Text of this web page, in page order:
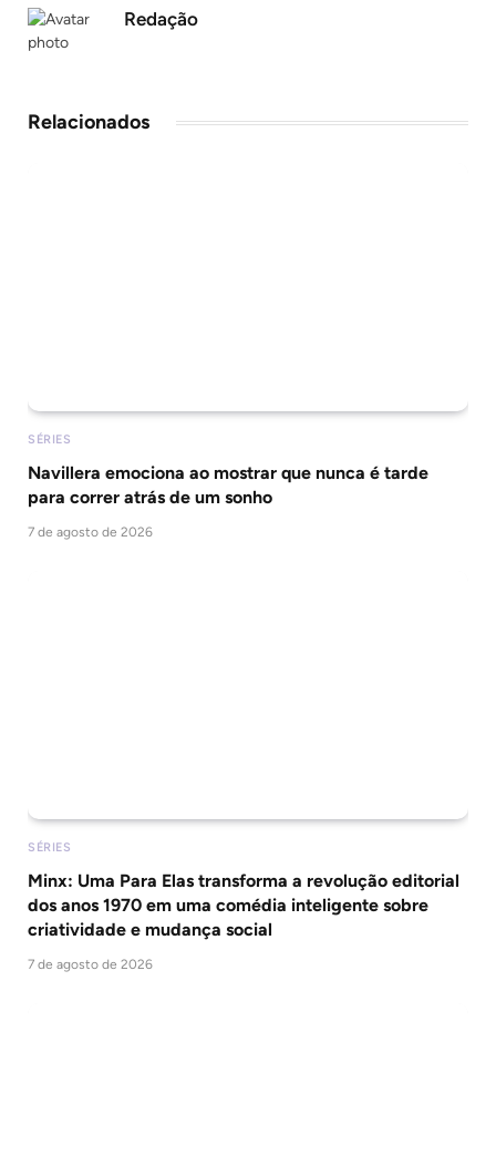
Redação
Relacionados
SÉRIES
Navillera emociona ao mostrar que nunca é tarde
para correr atrás de um sonho
7 de agosto de 2026
SÉRIES
Minx: Uma Para Elas transforma a revolução editorial
dos anos 1970 em uma comédia inteligente sobre
criatividade e mudança social
7 de agosto de 2026